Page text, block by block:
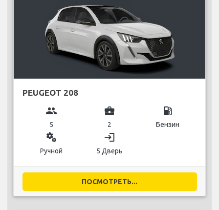
PEUGEOT 208
group
5
business_center
2
local_gas_station
Бензин
miscellaneous_services
Ручной
login
5 Дверь
ПОСМОТРЕТЬ...